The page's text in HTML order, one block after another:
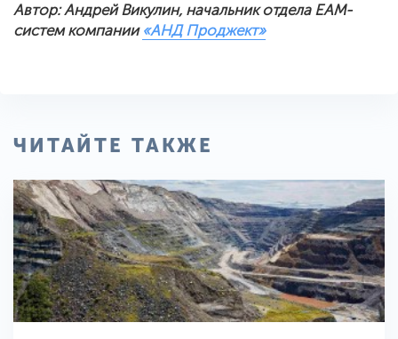
Автор: Андрей Викулин, начальник отдела EAM-
систем компании «АНД Проджект»
ЧИТАЙТЕ ТАКЖЕ